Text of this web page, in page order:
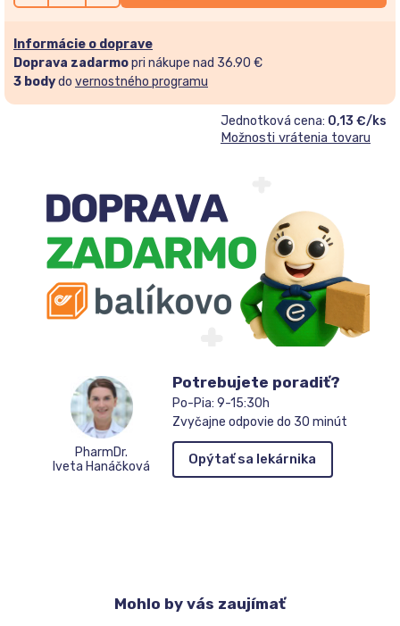
Informácie o doprave
Doprava zadarmopri nákupe nad 36.90 €
3 bodydo vernostného programu
Jednotková cena: 0,13 €/ks
Možnosti vrátenia tovaru
PharmDr.
Iveta Hanáčková
Potrebujete poradiť?
Po-Pia: 9-15:30h
Zvyčajne odpovie do 30 minút
Opýtať sa lekárnika
Mohlo by vás zaujímať